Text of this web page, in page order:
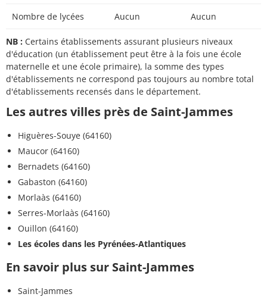
Nombre de lycées Aucun Aucun
NB : Certains établissements assurant plusieurs niveaux
d'éducation (un établissement peut être à la fois une école
maternelle et une école primaire), la somme des types
d'établissements ne correspond pas toujours au nombre total
d'établissements recensés dans le département.
Les autres villes près de Saint-Jammes
Higuères-Souye (64160)
Maucor (64160)
Bernadets (64160)
Gabaston (64160)
Morlaàs (64160)
Serres-Morlaàs (64160)
Ouillon (64160)
Les écoles dans les Pyrénées-Atlantiques
En savoir plus sur Saint-Jammes
Saint-Jammes